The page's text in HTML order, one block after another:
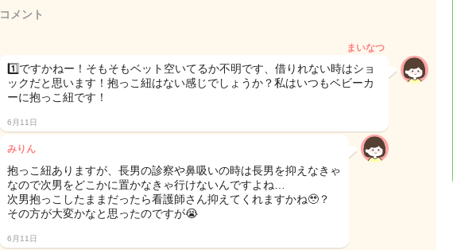
コメント
まいなつ
1️⃣ですかねー！そもそもベット空いてるか不明です、借りれない時はショ
ックだと思います！抱っこ紐はない感じでしょうか？私はいつもベビーカ
ーに抱っこ紐です！
6月11日
みりん
抱っこ紐ありますが、長男の診察や鼻吸いの時は長男を抑えなきゃ
なので次男をどこかに置かなきゃ行けないんですよね…
次男抱っこしたままだったら看護師さん抑えてくれますかね🥹？
その方が大変かなと思ったのですが😭
6月11日